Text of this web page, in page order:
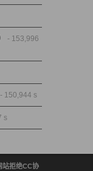
- 153,996
- 150,944 s
s
拒绝CC协